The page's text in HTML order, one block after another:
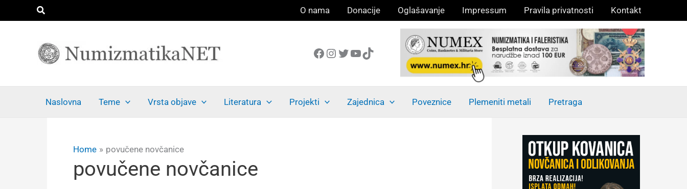
Search O nama Donacije Oglašavanje Impressum Pravila privatnosti Kontakt
Facebook
Instagram
Twitter
YouTube
TikTok
Naslovna Teme Vrsta objave Literatura Projekti Zajednica Poveznice Plemeniti metali Pretraga
Home povučene novčanice
povučene novčanice